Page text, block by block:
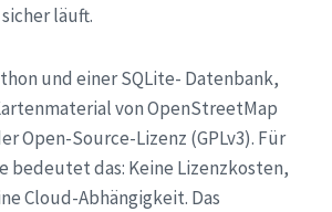
läuft.
und einer SQLite- Datenbank,
von OpenStreetMap
Open-Source-Lizenz (GPLv3). Für
bedeutet das: Keine Lizenzkosten,
Cloud-Abhängigkeit. Das